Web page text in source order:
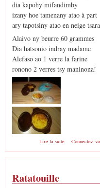
dia kapohy mifandimby
izany hoe tamenany atao à part
ary tapotsiny atao en neige
Alaivo ny beurre 60 grammes
Dia hatsonio indray madame
Alefaso ao 1 verre la farine
ronono 2 verres tsy maninona!
Lire la suite de Soufflé au
Connectez-
Ratatouille